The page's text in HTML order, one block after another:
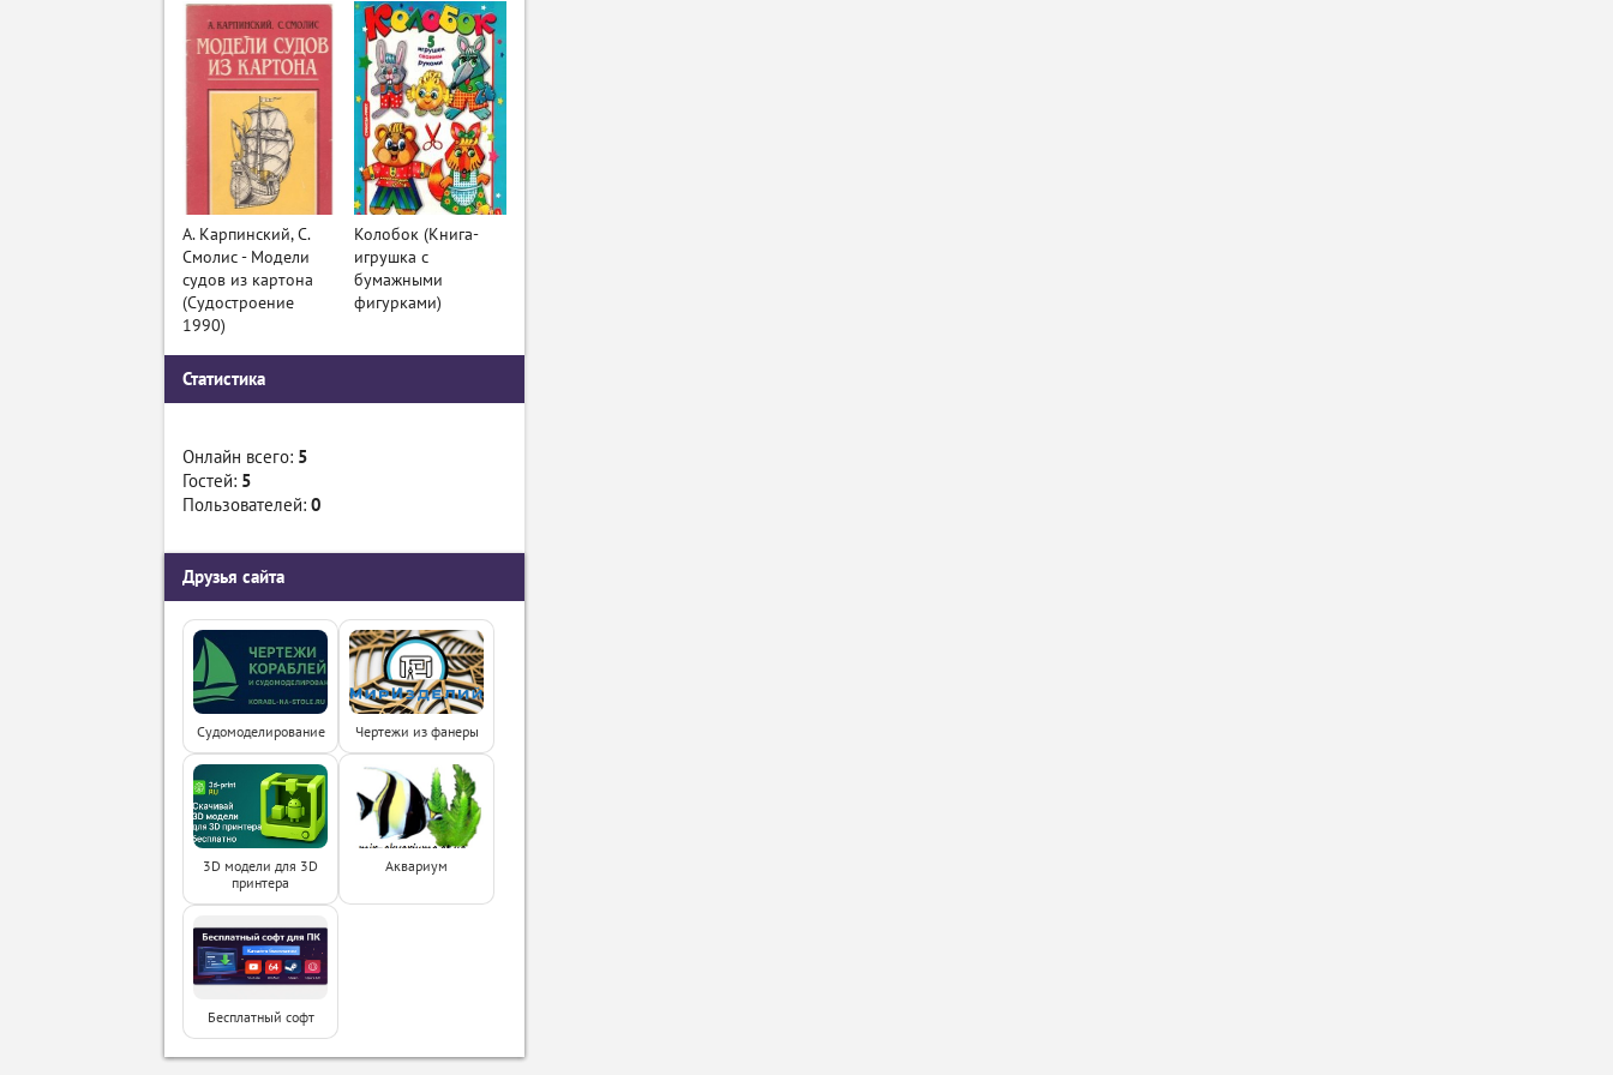
А. Карпинский, С.
Смолис - Модели
судов из картона
(Судостроение
1990)
Колобок (Книга-
игрушка с
бумажными
фигурками)
Статистика
Онлайн всего: 5
Гостей: 5
Пользователей: 0
Друзья сайта
Судомоделирование Чертежи из фанеры
3D модели для 3D
принтера
Аквариум
Бесплатный софт